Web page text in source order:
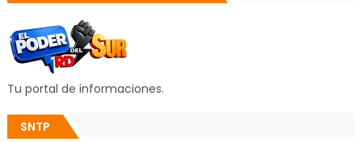
Tu portal de informaciones.
SNTP